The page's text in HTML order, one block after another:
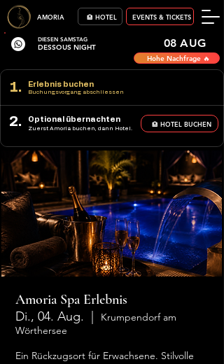
AMORIA 🏨 HOTEL EVENTS & TICKETS
DIESEN SAMSTAG
DESSOUS NIGHT 08 AUG
Hohe Nachfrage 🔥
1. Erlebnis buchen
Buchungsvorgang abschliessen
2. Optional übernachten
Zuerst Amoria buchen, dann Hotel.
🏨 HOTEL BUCHEN
Amoria Spa Erlebnis
Di., 04. Aug.
Krumpendorf am
Wörthersee
Ein Rückzugsort für Erwachsene. Stilvolle